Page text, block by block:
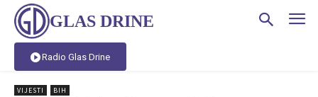
GLAS DRINE
Radio Glas Drine
VIJESTI BIH